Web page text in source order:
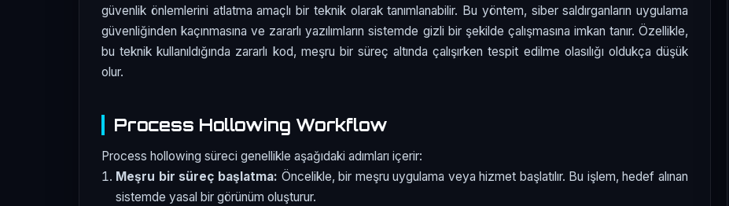
güvenlik önlemlerini atlatma amaçlı bir teknik olarak tanımlanabilir. Bu yöntem, siber saldırganların uygulama
güvenliğinden kaçınmasına ve zararlı yazılımların sistemde gizli bir şekilde çalışmasına imkan tanır. Özellikle,
bu teknik kullanıldığında zararlı kod, meşru bir süreç altında çalışırken tespit edilme olasılığı oldukça düşük
olur.
Process Hollowing Workflow
Process hollowing süreci genellikle aşağıdaki adımları içerir:
Meşru bir süreç başlatma: Öncelikle, bir meşru uygulama veya hizmet başlatılır. Bu işlem, hedef alınan
sistemde yasal bir görünüm oluşturur.